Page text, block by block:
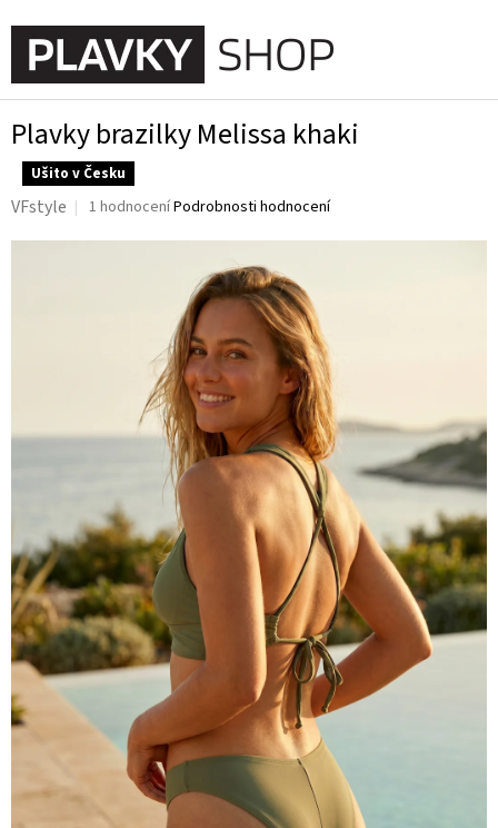
na
obsah
Plavky brazilky Melissa khaki
Ušito v Česku
Průměrné
produktu
hvězdiček.
1 hodnoceníPodrobnosti hodnocení
VFstyle